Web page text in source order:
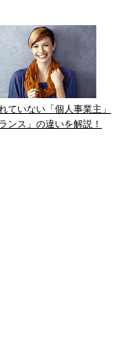
ていない「個人事業主」
ンス」の違いを解説！